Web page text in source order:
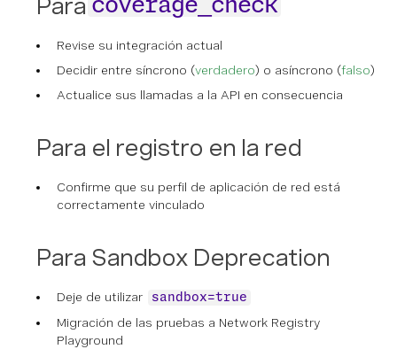
Para coverage_check
Revise su integración actual
Decidir entre síncrono (verdadero) o asíncrono (falso)
Actualice sus llamadas a la API en consecuencia
Para el registro en la red
Confirme que su perfil de aplicación de red está
correctamente vinculado
Para Sandbox Deprecation
Deje de utilizar sandbox=true
Migración de las pruebas a Network Registry
Playground